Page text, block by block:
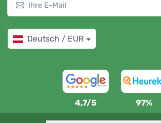
Deutsch / EUR
4,7/5 97%